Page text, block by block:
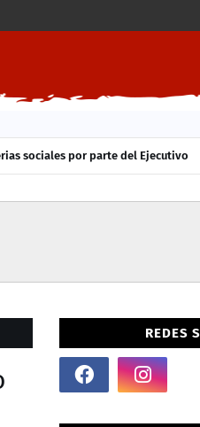
sociales por parte del Ejecutivo
REDES